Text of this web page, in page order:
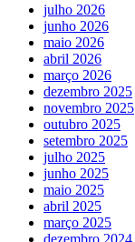
julho 2026
junho 2026
maio 2026
abril 2026
março 2026
dezembro 2025
novembro 2025
outubro 2025
setembro 2025
julho 2025
junho 2025
maio 2025
abril 2025
março 2025
dezembro 2024